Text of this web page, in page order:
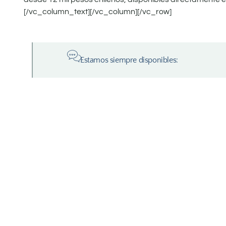
[/vc_column_text][/vc_column][/vc_row]
Estamos siempre disponibles: